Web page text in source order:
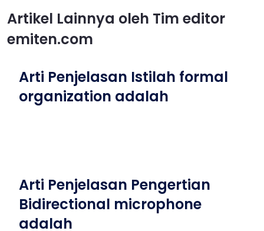
Artikel Lainnya oleh Tim editor
emiten.com
Arti Penjelasan Istilah formal
organization adalah
Arti Penjelasan Pengertian
Bidirectional microphone
adalah